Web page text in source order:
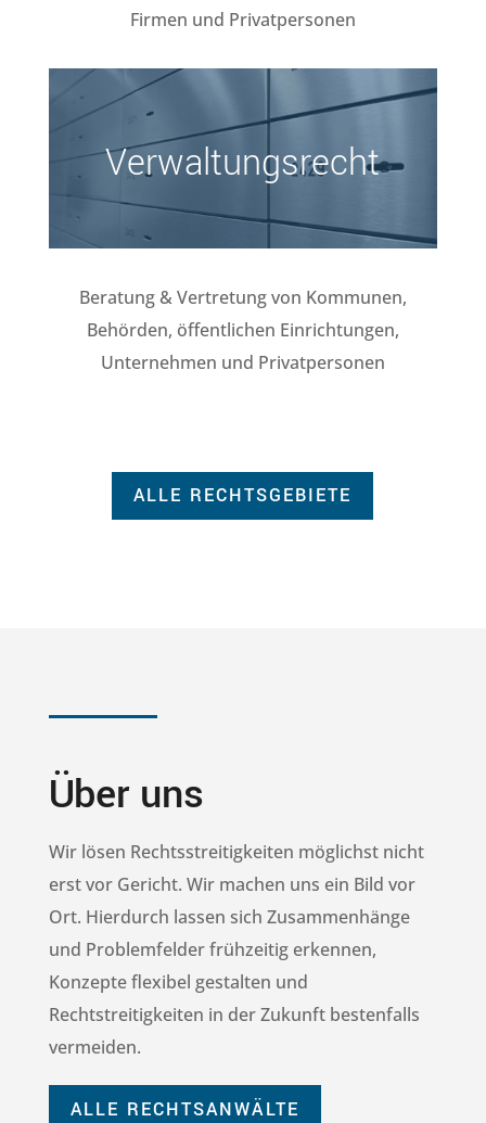
Firmen und Privatpersonen
Verwaltungsrecht
Beratung & Vertretung von Kommunen,
Behörden, öffentlichen Einrichtungen,
Unternehmen und Privatpersonen
ALLE RECHTSGEBIETE
Über uns
Wir lösen Rechtsstreitigkeiten möglichst nicht
erst vor Gericht. Wir machen uns ein Bild vor
Ort. Hierdurch lassen sich Zusammenhänge
und Problemfelder frühzeitig erkennen,
Konzepte flexibel gestalten und
Rechtstreitigkeiten in der Zukunft bestenfalls
vermeiden.
ALLE RECHTSANWÄLTE